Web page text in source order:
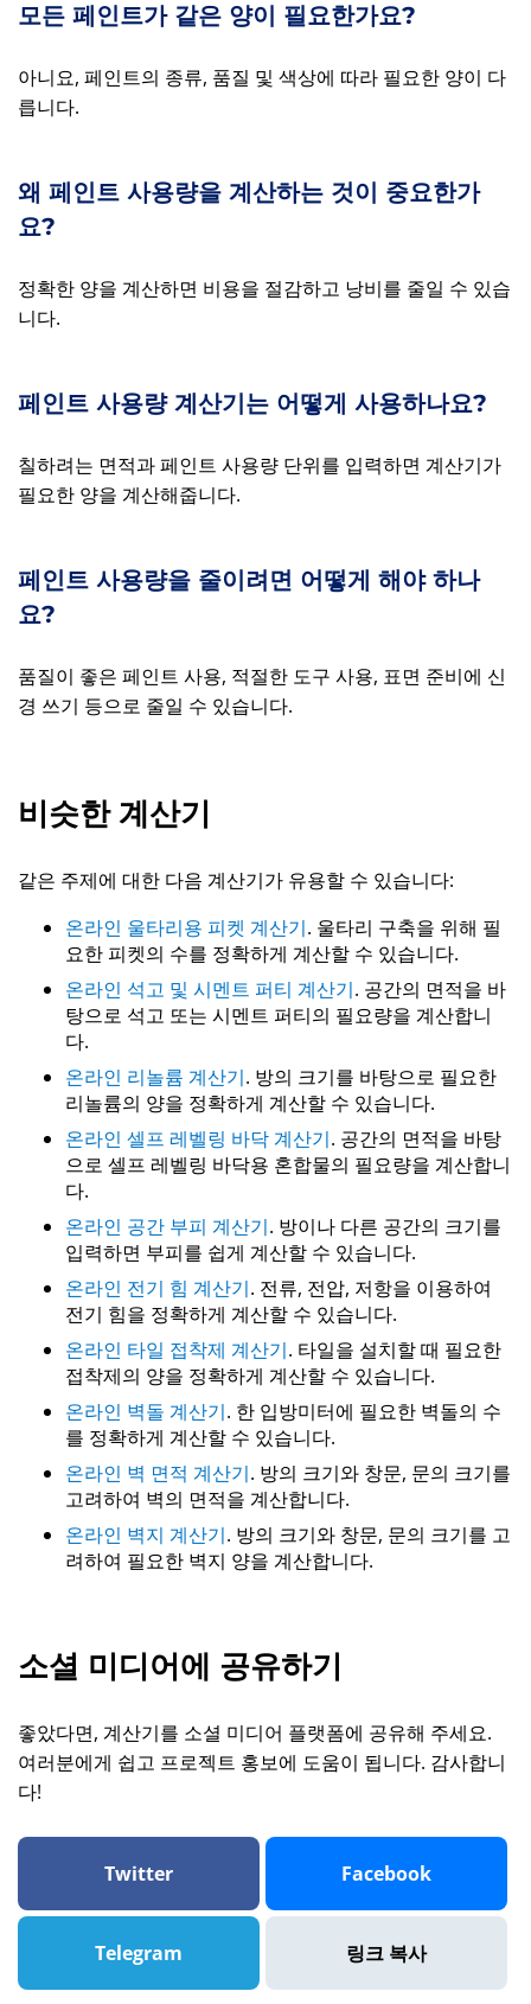
모든 페인트가 같은 양이 필요한가요?
아니요, 페인트의 종류, 품질 및 색상에 따라 필요한 양이 다
릅니다.
왜 페인트 사용량을 계산하는 것이 중요한가
요?
정확한 양을 계산하면 비용을 절감하고 낭비를 줄일 수 있습
니다.
페인트 사용량 계산기는 어떻게 사용하나요?
칠하려는 면적과 페인트 사용량 단위를 입력하면 계산기가
필요한 양을 계산해줍니다.
페인트 사용량을 줄이려면 어떻게 해야 하나
요?
품질이 좋은 페인트 사용, 적절한 도구 사용, 표면 준비에 신
경 쓰기 등으로 줄일 수 있습니다.
비슷한 계산기
같은 주제에 대한 다음 계산기가 유용할 수 있습니다:
온라인 울타리용 피켓 계산기. 울타리 구축을 위해 필
요한 피켓의 수를 정확하게 계산할 수 있습니다.
온라인 석고 및 시멘트 퍼티 계산기. 공간의 면적을 바
탕으로 석고 또는 시멘트 퍼티의 필요량을 계산합니
다.
온라인 리놀륨 계산기. 방의 크기를 바탕으로 필요한
리놀륨의 양을 정확하게 계산할 수 있습니다.
온라인 셀프 레벨링 바닥 계산기. 공간의 면적을 바탕
으로 셀프 레벨링 바닥용 혼합물의 필요량을 계산합니
다.
온라인 공간 부피 계산기. 방이나 다른 공간의 크기를
입력하면 부피를 쉽게 계산할 수 있습니다.
온라인 전기 힘 계산기. 전류, 전압, 저항을 이용하여
전기 힘을 정확하게 계산할 수 있습니다.
온라인 타일 접착제 계산기. 타일을 설치할 때 필요한
접착제의 양을 정확하게 계산할 수 있습니다.
온라인 벽돌 계산기. 한 입방미터에 필요한 벽돌의 수
를 정확하게 계산할 수 있습니다.
온라인 벽 면적 계산기. 방의 크기와 창문, 문의 크기를
고려하여 벽의 면적을 계산합니다.
온라인 벽지 계산기. 방의 크기와 창문, 문의 크기를 고
려하여 필요한 벽지 양을 계산합니다.
소셜 미디어에 공유하기
좋았다면, 계산기를 소셜 미디어 플랫폼에 공유해 주세요.
여러분에게 쉽고 프로젝트 홍보에 도움이 됩니다. 감사합니
다!
Twitter Facebook
Telegram 링크 복사